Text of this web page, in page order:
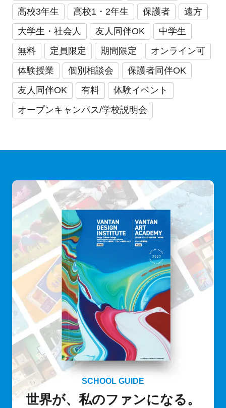
高校3年生 高校1・2年生 保護者
遠方
大学生・社会人
友人同伴OK
中学生
無料
定員限定 期間限定
オンライン可
体験授業
個別相談会
保護者同伴OK
友人同伴OK
有料
体験イベント
オープンキャンパス/学校説明会
SCHOOL GUIDE
世界が、私のファンになる。